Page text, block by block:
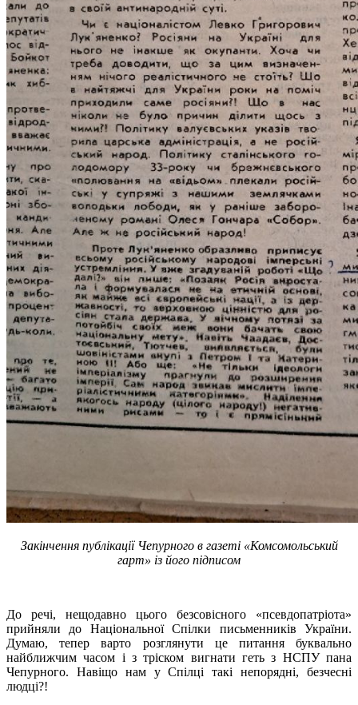
Закінчення публікації Чепурного в газеті «Комсомольський
гарт» із його підписом
До речі, нещодавно цього безсовісного «псевдопатріота»
прийняли до Національної Спілки письменників України.
Думаю, тепер варто розглянути це питання буквально
найближчим часом і з тріском вигнати геть з НСПУ пана
Чепурного. Навіщо нам у Спілці такі непорядні, безчесні
людці?!